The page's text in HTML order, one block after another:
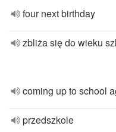
four next birthday
zbliża się do wieku
coming up to school
przedszkole